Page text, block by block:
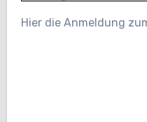
Hier die Anmeldung